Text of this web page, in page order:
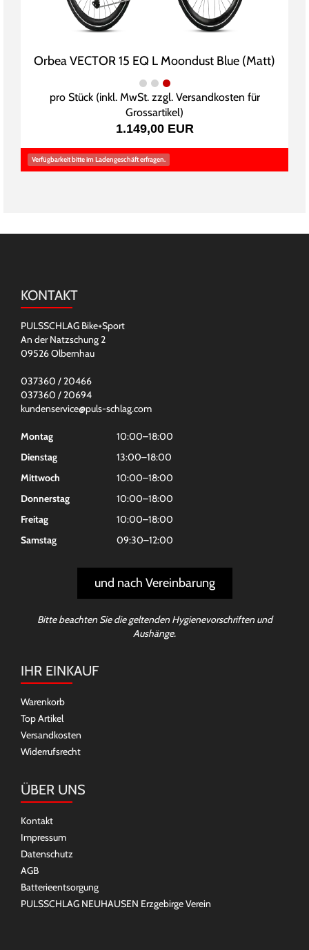
Orbea VECTOR 15 EQ L Moondust Blue (Matt)
pro Stück (inkl. MwSt. zzgl. Versandkosten für
Grossartikel)
1.149,00 EUR
Verfügbarkeit bitte im Ladengeschäft erfragen.
KONTAKT
PULSSCHLAG Bike+Sport
An der Natzschung 2
09526 Olbernhau
037360 / 20466
037360 / 20694
kundenservice@puls-schlag.com
Montag
10:00–18:00
Dienstag
13:00–18:00
Mittwoch
10:00–18:00
Donnerstag
10:00–18:00
Freitag
10:00–18:00
Samstag
09:30–12:00
und nach Vereinbarung
Bitte beachten Sie die geltenden Hygienevorschriften und
Aushänge.
IHR EINKAUF
Warenkorb
Top Artikel
Versandkosten
Widerrufsrecht
ÜBER UNS
Kontakt
Impressum
Datenschutz
AGB
Batterieentsorgung
PULSSCHLAG NEUHAUSEN Erzgebirge Verein